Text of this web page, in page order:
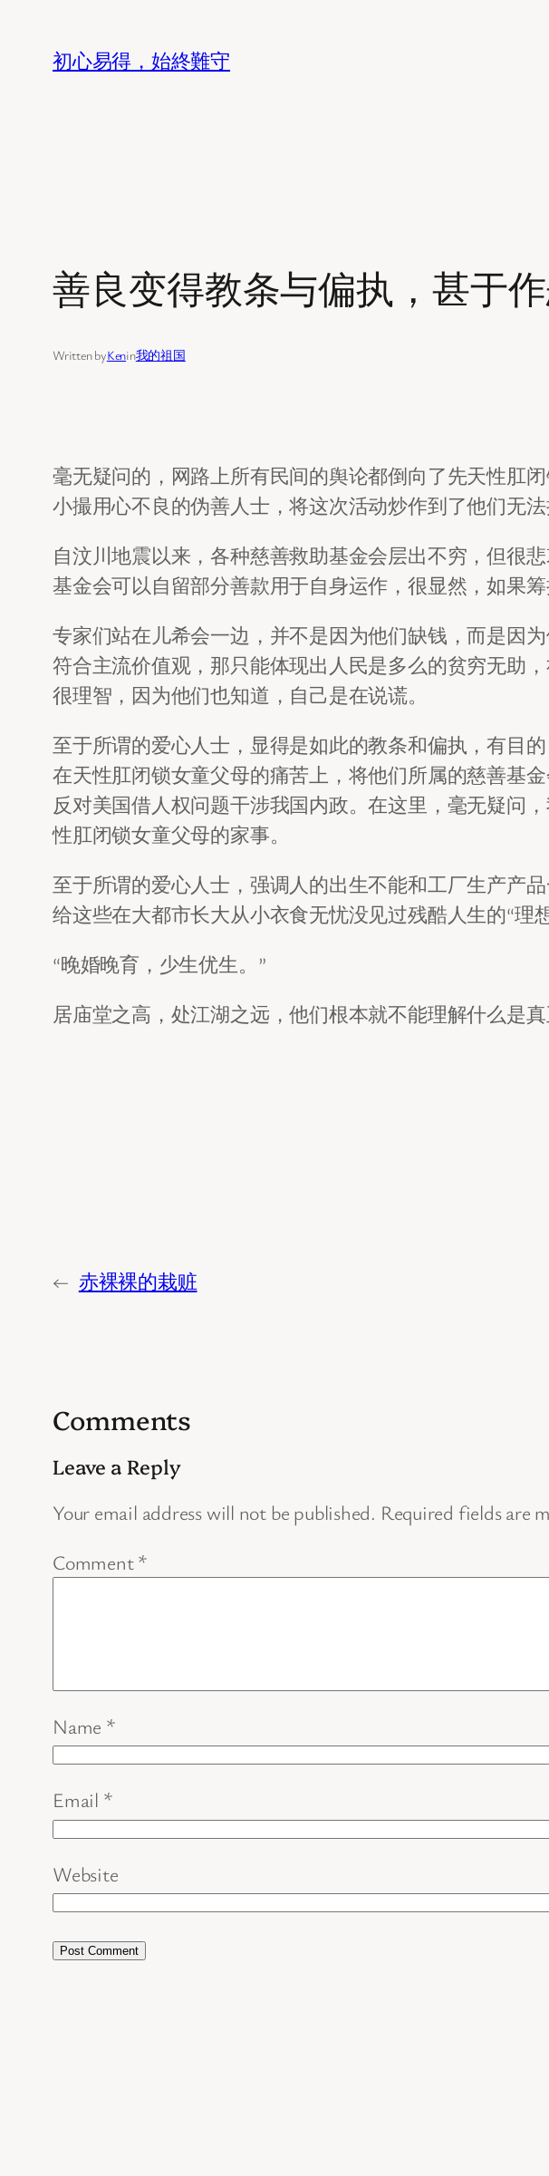
初心易得，始終難守
善良变得教条与偏执，甚于
Written byKenin我的祖国
毫无疑问的，网路上所有民间的舆论都倒向了先天性肛
小撮用心不良的伪善人士，将这次活动炒作到了他们无法
自汶川地震以来，各种慈善救助基金会层出不穷，但很
基金会可以自留部分善款用于自身运作，很显然，如果
专家们站在儿希会一边，并不是因为他们缺钱，而是因
符合主流价值观，那只能体现出人民是多么的贫穷无助
很理智，因为他们也知道，自己是在说谎。
至于所谓的爱心人士，显得是如此的教条和偏执，有目
在天性肛闭锁女童父母的痛苦上，将他们所属的慈善基
反对美国借人权问题干涉我国内政。在这里，毫无疑问
性肛闭锁女童父母的家事。
至于所谓的爱心人士，强调人的出生不能和工厂生产产
给这些在大都市长大从小衣食无忧没见过残酷人生的“理想
“晚婚晚育，少生优生。”
居庙堂之高，处江湖之远，他们根本就不能理解什么是真
← 赤裸裸的栽赃
Comments
Leave a Reply
Your email address will not be published. Required fields are
Comment*
Name *
Email *
Website